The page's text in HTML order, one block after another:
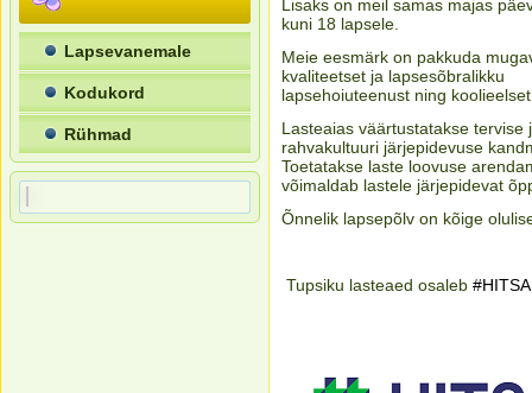
Lapsevanemale
Kodukord
Rühmad
Lisaks on meil samas majas
kuni 18 lapsele.
Meie eesmärk on pakkuda
kvaliteetset ja lapsesõbralikku
lapsehoiuteenust ning
Lasteaias väärtustatakse
rahvakultuuri järjepidevuse
Toetatakse laste loovuse
võimaldab lastele järjepidevat
Õnnelik lapsepõlv on kõige
Tupsiku lasteaed osaleb